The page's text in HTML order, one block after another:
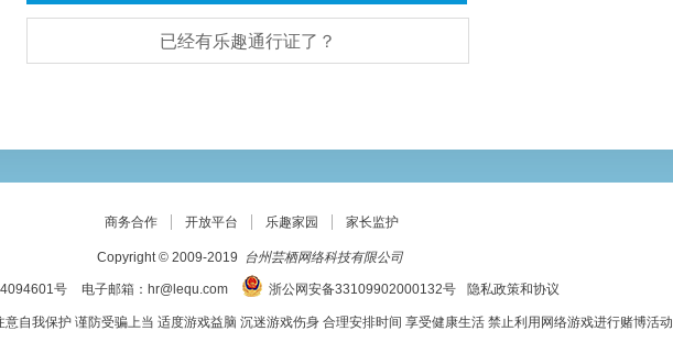
已经有乐趣通行证了？
商务合作 开放平台 乐趣家园 家长监护
Copyright © 2009-2019 台州芸栖网络科技有限公司
号 电子邮箱：hr@lequ.com 浙公网安备33109902000132号 隐私政策和协议
自我保护 谨防受骗上当 适度游戏益脑 沉迷游戏伤身 合理安排时间 享受健康生活 禁止利用网络游戏进行赌博活动